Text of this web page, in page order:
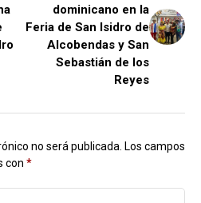
dominicano en la
Feria de San Isidro de
Alcobendas y San
Sebastián de los
Reyes
no será publicada. Los campos
con *